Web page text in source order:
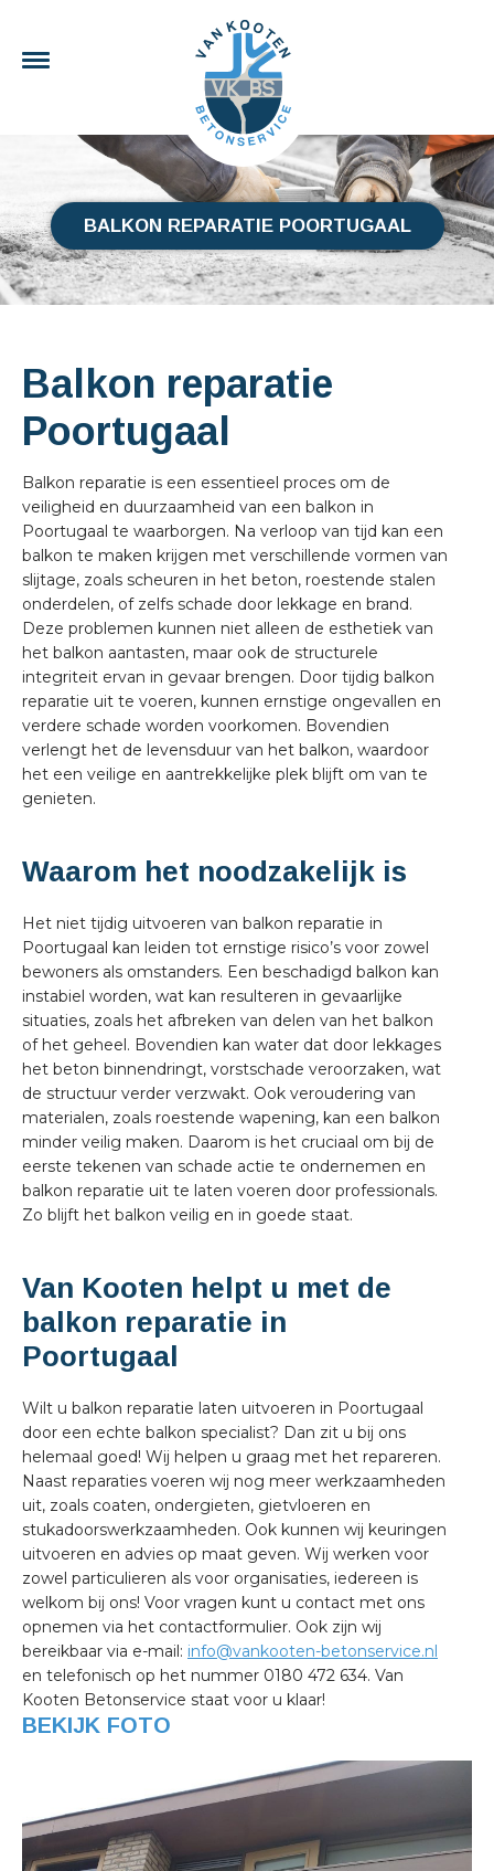
BALKON REPARATIE POORTUGAAL
Balkon reparatie
Poortugaal
Balkon reparatie is een essentieel proces om de
veiligheid en duurzaamheid van een balkon in
Poortugaal te waarborgen. Na verloop van tijd kan een
balkon te maken krijgen met verschillende vormen van
slijtage, zoals scheuren in het beton, roestende stalen
onderdelen, of zelfs schade door lekkage en brand.
Deze problemen kunnen niet alleen de esthetiek van
het balkon aantasten, maar ook de structurele
integriteit ervan in gevaar brengen. Door tijdig balkon
reparatie uit te voeren, kunnen ernstige ongevallen en
verdere schade worden voorkomen. Bovendien
verlengt het de levensduur van het balkon, waardoor
het een veilige en aantrekkelijke plek blijft om van te
genieten.
Waarom het noodzakelijk is
Het niet tijdig uitvoeren van balkon reparatie in
Poortugaal kan leiden tot ernstige risico’s voor zowel
bewoners als omstanders. Een beschadigd balkon kan
instabiel worden, wat kan resulteren in gevaarlijke
situaties, zoals het afbreken van delen van het balkon
of het geheel. Bovendien kan water dat door lekkages
het beton binnendringt, vorstschade veroorzaken, wat
de structuur verder verzwakt. Ook veroudering van
materialen, zoals roestende wapening, kan een balkon
minder veilig maken. Daarom is het cruciaal om bij de
eerste tekenen van schade actie te ondernemen en
balkon reparatie uit te laten voeren door professionals.
Zo blijft het balkon veilig en in goede staat.
Van Kooten helpt u met de
balkon reparatie in
Poortugaal
Wilt u balkon reparatie laten uitvoeren in Poortugaal
door een echte balkon specialist? Dan zit u bij ons
helemaal goed! Wij helpen u graag met het repareren.
Naast reparaties voeren wij nog meer werkzaamheden
uit, zoals coaten, ondergieten, gietvloeren en
stukadoorswerkzaamheden. Ook kunnen wij keuringen
uitvoeren en advies op maat geven. Wij werken voor
zowel particulieren als voor organisaties, iedereen is
welkom bij ons! Voor vragen kunt u contact met ons
opnemen via het contactformulier. Ook zijn wij
bereikbaar via e-mail: info@vankooten-betonservice.nl
en telefonisch op het nummer 0180 472 634. Van
Kooten Betonservice staat voor u klaar!
BEKIJK FOTO